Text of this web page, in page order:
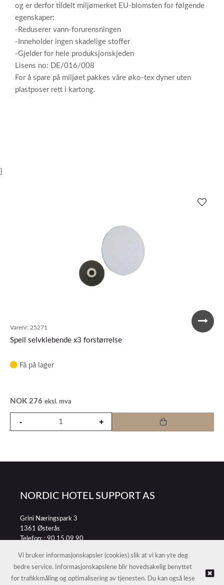
og er derfor tildelt miljømerket EU-blomsten for følgende
egenskaper:
-Reduserer vann-forurensningen
-Inneholder ingen skadelige stoffer
-Gjelder for hele produksjonskjeden
Lisens no: DE/016/008
For å spare på miljøet pakkes våre øko-tex dyner uten
plastposer rett i kartong.
}
Varenr: 25271
Speil selvklebende x3 forstørrelse
Få på lager
NOK 276 eksl. mva
NORDIC HOTEL SUPPORT AS
Grini Næringspark 3
1361 Østerås
Telefon: :90 15 09 90
© NORDIC HOTEL SUPPORT AS |Nettbutikk levert av Kréatif
Vi bruker informasjonskapsler (cookies) slik at vi kan yte deg
bedre service. Informasjonskapslene blir hovedsakelig benyttet
for trafikkmåling og optimalisering av tjenesten. Du kan også lese